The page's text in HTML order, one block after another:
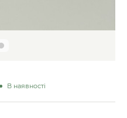
В наявності